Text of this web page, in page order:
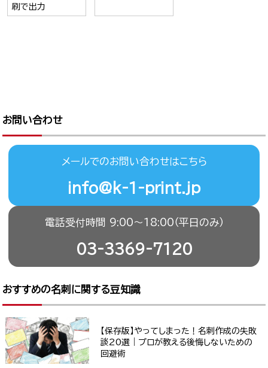
刷で出力
お問い合わせ
メールでのお問い合わせはこちら
info@k-1-print.jp
電話受付時間 9:00〜18:00（平日のみ）
03-3369-7120
おすすめの名刺に関する豆知識
【保存版】やってしまった！名刺作成の失敗
談20選｜プロが教える後悔しないための
回避術